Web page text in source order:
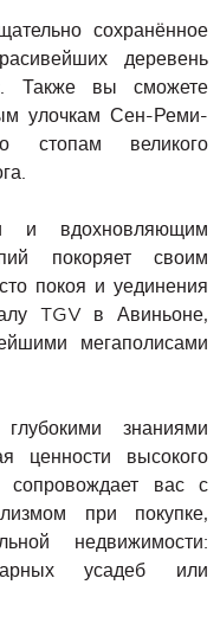
сохранённое
деревень
Также вы сможете
улочкам Сен-Реми-
стопам великого
и вдохновляющим
покоряет своим
покоя и уединения
TGV в Авиньоне,
мегаполисами
знаниями
ценности высокого
вас с
при покупке,
недвижимости:
усадеб или